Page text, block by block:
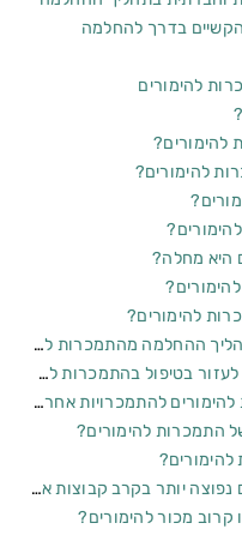
בדרך ⁣להחלמה
להימורים
להימורים?
להימורים?
היא מחלה?
להימורים?
מהתמכרות להימורים?
בטיפול בהתמכרות להימורים?
להתמכרויות אחרות?
התמכרות להימורים?
להימורים?
בקרב קבוצות אוכלוסייה מסוימות?
קרוב מכור להימורים?